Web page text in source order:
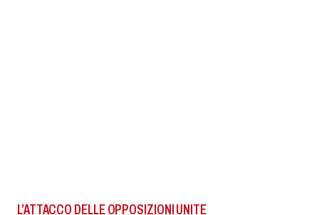
L’ATTACCO DELLE OPPOSIZIONI UNITE